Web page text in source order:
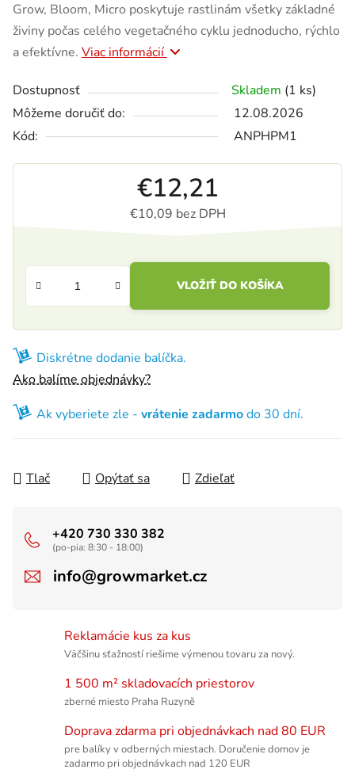
Grow, Bloom, Micro poskytuje rastlinám všetky základné
živiny počas celého vegetačného cyklu jednoducho, rýchlo
a efektívne. Viac informácií
Dostupnosť Skladem (1 ks)
Môžeme doručiť do:
12.08.2026
Kód:
ANPHPM1
€12,21
€10,09 bez DPH
VLOŽIŤ DO KOŠÍKA
Diskrétne dodanie balíčka.
Ako balíme objednávky?
Ak vyberiete zle - vrátenie zadarmodo 30 dní.
Tlač Opýtať sa Zdieľať
+420 730 330 382
(po-pia: 8:30 - 18:00)
info@growmarket.cz
Reklamácie kus za kus
Väčšinu sťažností riešime výmenou tovaru za nový.
1 500 m² skladovacích priestorov
zberné miesto Praha Ruzyně
Doprava zdarma pri objednávkach nad 80 EUR
pre balíky v odberných miestach. Doručenie domov je
zadarmo pri objednávkach nad 120 EUR